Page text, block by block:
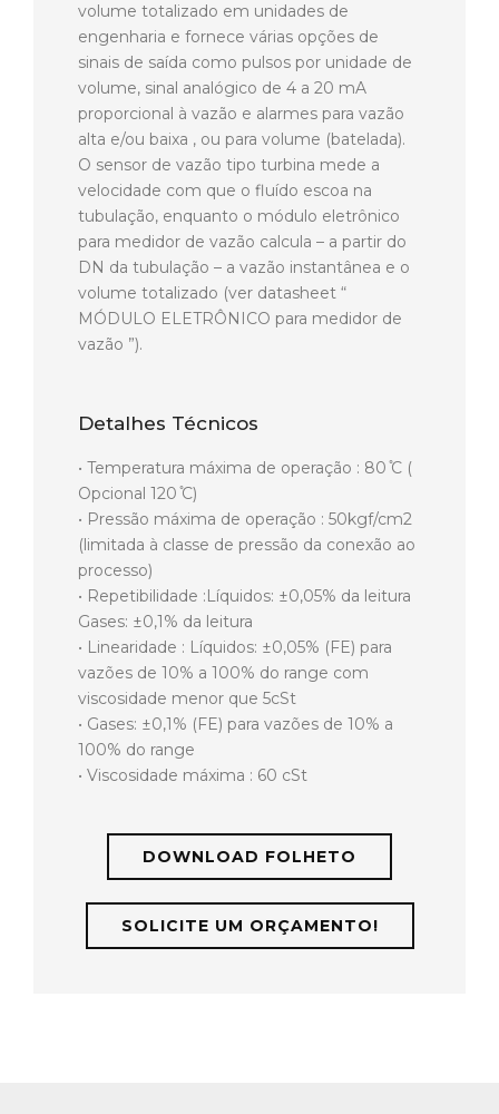
volume totalizado em unidades de
engenharia e fornece várias opções de
sinais de saída como pulsos por unidade de
volume, sinal analógico de 4 a 20 mA
proporcional à vazão e alarmes para vazão
alta e/ou baixa , ou para volume (batelada).
O sensor de vazão tipo turbina mede a
velocidade com que o fluído escoa na
tubulação, enquanto o módulo eletrônico
para medidor de vazão calcula – a partir do
DN da tubulação – a vazão instantânea e o
volume totalizado (ver datasheet “
MÓDULO ELETRÔNICO para medidor de
vazão ”).
Detalhes Técnicos
• Temperatura máxima de operação : 80 ̊C (
Opcional 120 ̊C)
• Pressão máxima de operação : 50kgf/cm2
(limitada à classe de pressão da conexão ao
processo)
• Repetibilidade :Líquidos: ±0,05% da leitura
Gases: ±0,1% da leitura
• Linearidade : Líquidos: ±0,05% (FE) para
vazões de 10% a 100% do range com
viscosidade menor que 5cSt
• Gases: ±0,1% (FE) para vazões de 10% a
100% do range
• Viscosidade máxima : 60 cSt
DOWNLOAD FOLHETO
SOLICITE UM ORÇAMENTO!